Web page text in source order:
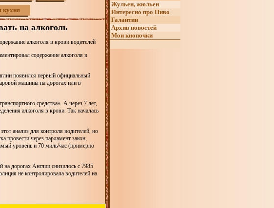
кухня
на алкоголь
алкоголя в крови водителей
содержание алкоголя в
появился первый официальный
машины на дорогах или в
средства». А через 7 лет,
алкоголя в крови. Так началась
анализ для контроля водителей, но
провести через парламент закон,
уровень и 70 миль/час (примерно
на дорогах Англии снизилось с 7985
не контролировала водителей на
Жульен, жюльен
Интересно про Пиво
Галантин
Архив новостей
Мои кнопочки